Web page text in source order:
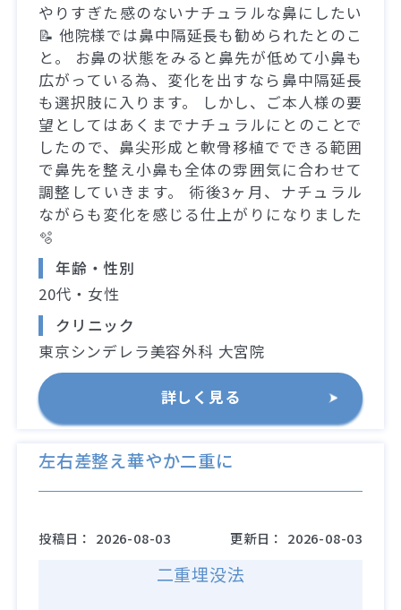
やりすぎた感のないナチュラルな鼻にしたい
📝 他院様では鼻中隔延長も勧められたとのこ
と。 お鼻の状態をみると鼻先が低めて小鼻も
広がっている為、変化を出すなら鼻中隔延長
も選択肢に入ります。 しかし、ご本人様の要
望としてはあくまでナチュラルにとのことで
したので、鼻尖形成と軟骨移植でできる範囲
で鼻先を整え小鼻も全体の雰囲気に合わせて
調整していきます。 術後3ヶ月、ナチュラル
ながらも変化を感じる仕上がりになりました
🫧
年齢・性別
20代・女性
クリニック
東京シンデレラ美容外科 大宮院
詳しく見る
左右差整え華やか二重に
投稿日： 2026-08-03 更新日： 2026-08-03
二重埋没法